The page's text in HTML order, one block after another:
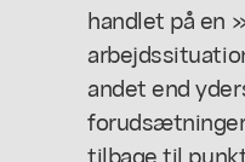
handlet på en
andet end
tilbage til